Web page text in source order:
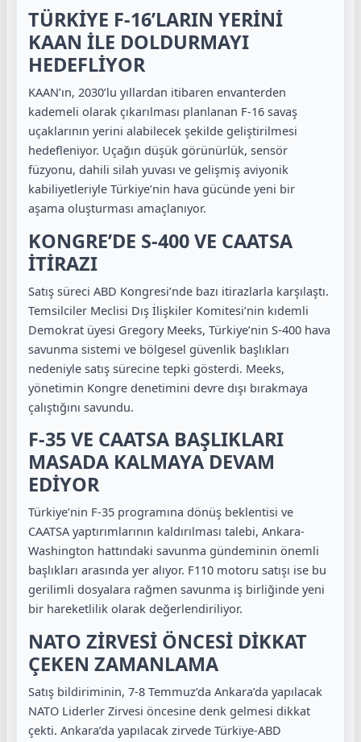
TÜRKİYE F-16’LARIN YERİNİ
KAAN İLE DOLDURMAYI
HEDEFLİYOR
KAAN’ın, 2030’lu yıllardan itibaren envanterden
kademeli olarak çıkarılması planlanan F-16 savaş
uçaklarının yerini alabilecek şekilde geliştirilmesi
hedefleniyor. Uçağın düşük görünürlük, sensör
füzyonu, dahili silah yuvası ve gelişmiş aviyonik
kabiliyetleriyle Türkiye’nin hava gücünde yeni bir
aşama oluşturması amaçlanıyor.
KONGRE’DE S-400 VE CAATSA
İTİRAZI
Satış süreci ABD Kongresi’nde bazı itirazlarla karşılaştı.
Temsilciler Meclisi Dış İlişkiler Komitesi’nin kıdemli
Demokrat üyesi Gregory Meeks, Türkiye’nin S-400 hava
savunma sistemi ve bölgesel güvenlik başlıkları
nedeniyle satış sürecine tepki gösterdi. Meeks,
yönetimin Kongre denetimini devre dışı bırakmaya
çalıştığını savundu.
F-35 VE CAATSA BAŞLIKLARI
MASADA KALMAYA DEVAM
EDİYOR
Türkiye’nin F-35 programına dönüş beklentisi ve
CAATSA yaptırımlarının kaldırılması talebi, Ankara-
Washington hattındaki savunma gündeminin önemli
başlıkları arasında yer alıyor. F110 motoru satışı ise bu
gerilimli dosyalara rağmen savunma iş birliğinde yeni
bir hareketlilik olarak değerlendiriliyor.
NATO ZİRVESİ ÖNCESİ DİKKAT
ÇEKEN ZAMANLAMA
Satış bildiriminin, 7-8 Temmuz’da Ankara’da yapılacak
NATO Liderler Zirvesi öncesine denk gelmesi dikkat
çekti. Ankara’da yapılacak zirvede Türkiye-ABD